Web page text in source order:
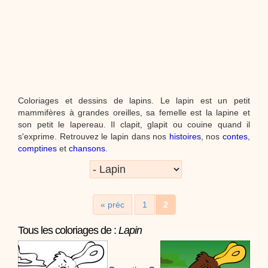
aventures d'un p'tit Hippopotame !
Proposer une vidéo
Vidéos Stéphyprod:
ChansonsChanson pour la planète
Vidéos Stéphyprod:Chansons de Noël, 21 minutes de
dessins animés Dessins animés traditionnels
Des chansons de
Noël, des contes de Noël, profitez de 21 minutes de
Coloriages et dessins de lapins. Le lapin est un petit
mammifères à grandes oreilles, sa femelle est la lapine et
son petit le lapereau. Il clapit, glapit ou couine quand il
s'exprime. Retrouvez le lapin dans nos histoires, nos contes,
comptines et chansons.
« préc 1 2
Tous les coloriages de : Lapin